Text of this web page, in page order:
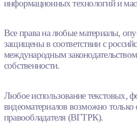
информационных технологий и
Все права на любые материалы,
защищены в соответствии с
международным
собственности.
Любое использование текстовых,
видеоматериалов возможно только
правообладателя (ВГТРК).